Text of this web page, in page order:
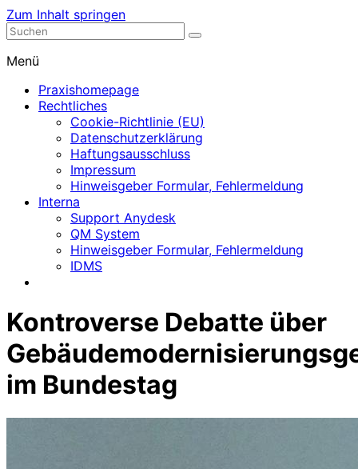
Zum Inhalt springen
Nephrologische Praxis mit Dialyse
Menü
Praxishomepage
Rechtliches
Cookie-Richtlinie (EU)
Datenschutzerklärung
Haftungsausschluss
Impressum
Hinweisgeber Formular, Fehlermeldung
Interna
Support Anydesk
QM System
Hinweisgeber Formular, Fehlermeldung
IDMS
Kontroverse Debatte über
im Bundestag